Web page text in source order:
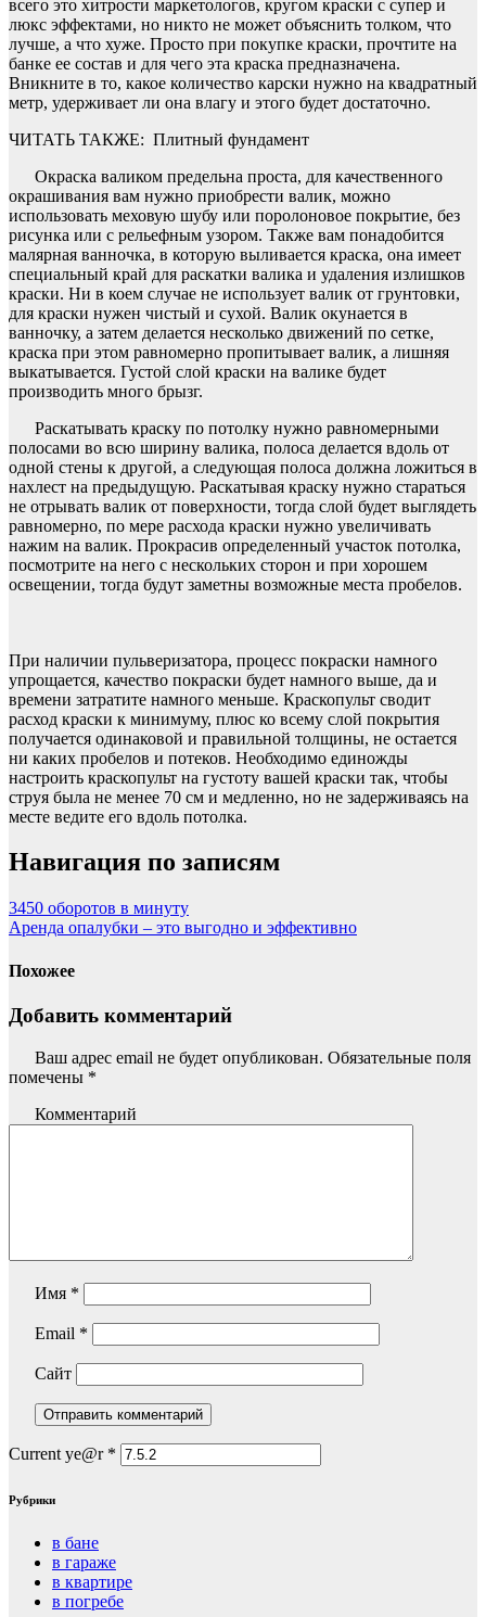
всего это хитрости маркетологов, кругом краски с супер и
люкс эффектами, но никто не может объяснить толком, что
лучше, а что хуже. Просто при покупке краски, прочтите на
банке ее состав и для чего эта краска предназначена.
Вникните в то, какое количество карски нужно на квадратный
метр, удерживает ли она влагу и этого будет достаточно.
ЧИТАТЬ ТАКЖЕ: Плитный фундамент
Окраска валиком предельна проста, для качественного
окрашивания вам нужно приобрести валик, можно
использовать меховую шубу или поролоновое покрытие, без
рисунка или с рельефным узором. Также вам понадобится
малярная ванночка, в которую выливается краска, она имеет
специальный край для раскатки валика и удаления излишков
краски. Ни в коем случае не использует валик от грунтовки,
для краски нужен чистый и сухой. Валик окунается в
ванночку, а затем делается несколько движений по сетке,
краска при этом равномерно пропитывает валик, а лишняя
выкатывается. Густой слой краски на валике будет
производить много брызг.
Раскатывать краску по потолку нужно равномерными
полосами во всю ширину валика, полоса делается вдоль от
одной стены к другой, а следующая полоса должна ложиться в
нахлест на предыдущую. Раскатывая краску нужно стараться
не отрывать валик от поверхности, тогда слой будет выглядеть
равномерно, по мере расхода краски нужно увеличивать
нажим на валик. Прокрасив определенный участок потолка,
посмотрите на него с нескольких сторон и при хорошем
освещении, тогда будут заметны возможные места пробелов.
При наличии пульверизатора, процесс покраски намного
упрощается, качество покраски будет намного выше, да и
времени затратите намного меньше. Краскопульт сводит
расход краски к минимуму, плюс ко всему слой покрытия
получается одинаковой и правильной толщины, не остается
ни каких пробелов и потеков. Необходимо единожды
настроить краскопульт на густоту вашей краски так, чтобы
струя была не менее 70 см и медленно, но не задерживаясь на
месте ведите его вдоль потолка.
Навигация по записям
3450 оборотов в минуту
Аренда опалубки – это выгодно и эффективно
Похожее
Добавить комментарий
Ваш адрес email не будет опубликован. Обязательные поля
помечены *
Комментарий
Имя *
Email *
Сайт
Current ye@r *
Рубрики
в бане
в гараже
в квартире
в погребе